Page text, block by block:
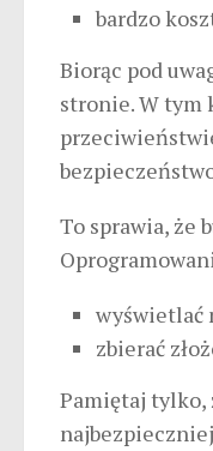
bardzo
Biorąc pod
stronie. W tym
To sprawia, że
wyświetlać
zbierać
Pamiętaj tylko,